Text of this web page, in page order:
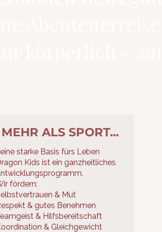
MEHR ALS SPORT...
starke Basis fürs Leben
Kids ist ein ganzheitliches
fördern:
& Mut
& gutes Benehmen
& Hilfsbereitschaft
& Gleichgewicht